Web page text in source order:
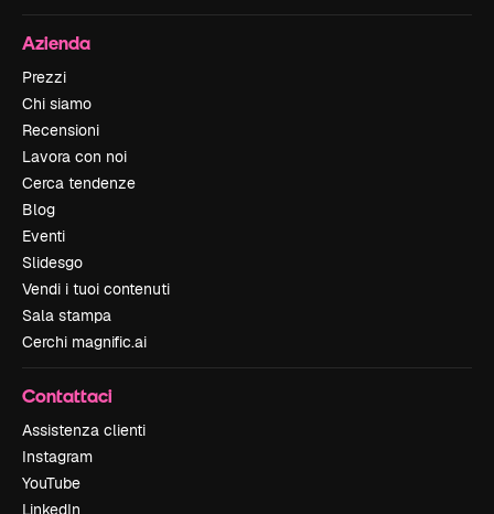
Azienda
Prezzi
Chi siamo
Recensioni
Lavora con noi
Cerca tendenze
Blog
Eventi
Slidesgo
Vendi i tuoi contenuti
Sala stampa
Cerchi magnific.ai
Contattaci
Assistenza clienti
Instagram
YouTube
LinkedIn